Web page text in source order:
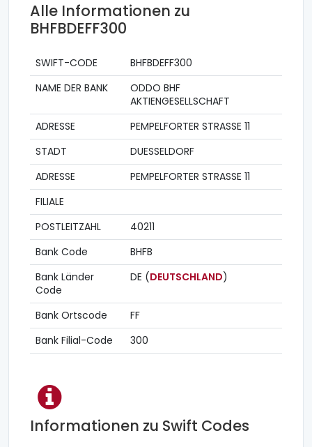
Alle Informationen zu
BHFBDEFF300
SWIFT-CODE
BHFBDEFF300
NAME DER BANK
ODDO BHF
AKTIENGESELLSCHAFT
ADRESSE
PEMPELFORTER STRASSE 11
STADT
DUESSELDORF
ADRESSE
PEMPELFORTER STRASSE 11
FILIALE
POSTLEITZAHL
40211
Bank Code
BHFB
Bank Länder
Code
DE (DEUTSCHLAND)
Bank Ortscode
FF
Bank Filial-Code
300
Informationen zu Swift Codes